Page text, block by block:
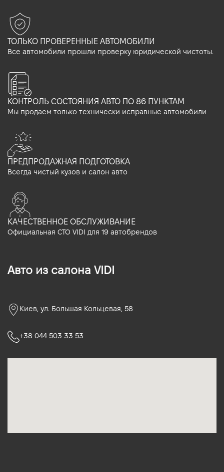
ТОЛЬКО ПРОВЕРЕННЫЕ АВТОМОБИЛИ
Все автомобили прошли проверку юридической чистоты.
КОНТРОЛЬ СОСТОЯНИЯ АВТО ПО 86 ПУНКТАМ
Мы продаем только технически исправные автомобили
ПРЕДПРОДАЖНАЯ ПОДГОТОВКА
Всегда чистый кузов и салон авто
КАЧЕСТВЕННОЕ ОБСЛУЖИВАНИЕ
Официальная СТО VIDI для 19 автобрендов
Авто из салона VIDI
Киев, ул. Большая Кольцевая, 58
+38 044 503 33 53